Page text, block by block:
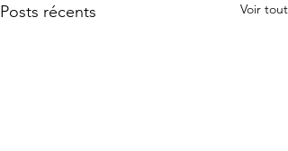
Posts récents Voir tout